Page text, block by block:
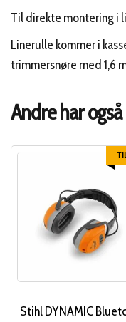
Til direkte montering i
Linerulle kommer i
trimmersnøre med 1,6
Andre har
Stihl DYNAMIC